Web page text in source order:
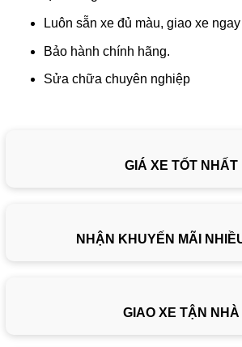
Luôn sẵn xe đủ màu, giao xe
Bảo hành chính hãng.
Sửa chữa chuyên nghiệp
GIÁ XE TỐT NHẤT
NHẬN KHUYẾN MÃI
GIAO XE TẬN NHÀ